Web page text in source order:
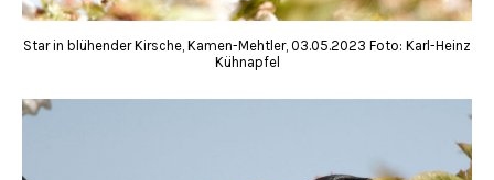
Star in blühender Kirsche, Kamen-Mehtler, 03.05.2023 Foto: Karl-Heinz
Kühnapfel